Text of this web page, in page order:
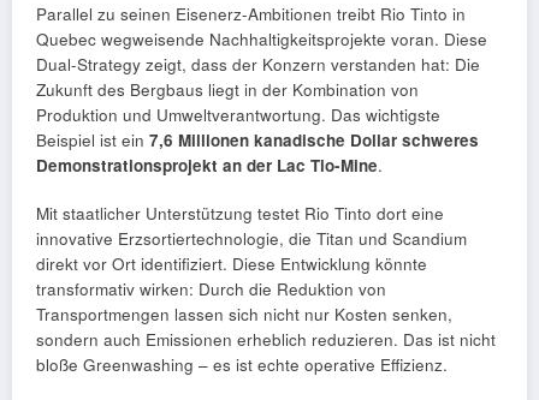
Parallel zu seinen Eisenerz-Ambitionen treibt Rio Tinto in
Quebec wegweisende Nachhaltigkeitsprojekte voran. Diese
Dual-Strategy zeigt, dass der Konzern verstanden hat: Die
Zukunft des Bergbaus liegt in der Kombination von
Produktion und Umweltverantwortung. Das wichtigste
Beispiel ist ein 7,6 Millionen kanadische Dollar schweres
Demonstrationsprojekt an der Lac Tio-Mine.
Mit staatlicher Unterstützung testet Rio Tinto dort eine
innovative Erzsortiertechnologie, die Titan und Scandium
direkt vor Ort identifiziert. Diese Entwicklung könnte
transformativ wirken: Durch die Reduktion von
Transportmengen lassen sich nicht nur Kosten senken,
sondern auch Emissionen erheblich reduzieren. Das ist nicht
bloße Greenwashing – es ist echte operative Effizienz.